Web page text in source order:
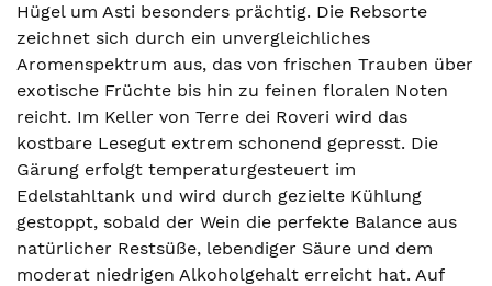
Hügel um Asti besonders prächtig. Die Rebsorte
zeichnet sich durch ein unvergleichliches
Aromenspektrum aus, das von frischen Trauben über
exotische Früchte bis hin zu feinen floralen Noten
reicht. Im Keller von Terre dei Roveri wird das
kostbare Lesegut extrem schonend gepresst. Die
Gärung erfolgt temperaturgesteuert im
Edelstahltank und wird durch gezielte Kühlung
gestoppt, sobald der Wein die perfekte Balance aus
natürlicher Restsüße, lebendiger Säure und dem
moderat niedrigen Alkoholgehalt erreicht hat. Auf